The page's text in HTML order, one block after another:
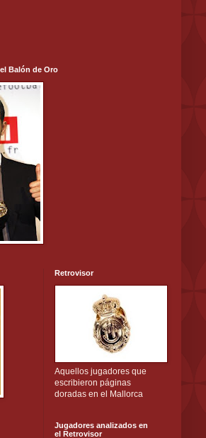
Balón de Oro
Retrovisor
Aquellos jugadores que
escribieron páginas
doradas en el Mallorca
Jugadores analizados en
el Retrovisor